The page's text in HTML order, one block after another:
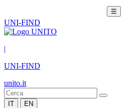
☰
UNI-FIND
|
UNI-FIND
unito.it
IT EN